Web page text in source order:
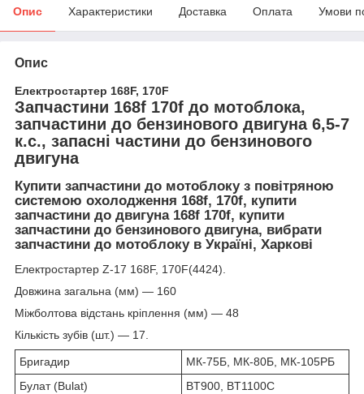
Опис Характеристики Доставка Оплата Умови
Опис
Електростартер 168F, 170F
Запчастини 168f 170f до мотоблока,
запчастини до бензинового двигуна 6,5-7
к.с., запасні частини до бензинового
двигуна
Купити запчастини до мотоблоку з повітряною
системою охолодження 168f, 170f, купити
запчастини до двигуна 168f 170f, купити
запчастини до бензинового двигуна, вибрати
запчастини до мотоблоку в Україні, Харкові
Електростартер Z-17 168F, 170F(4424).
Довжина загальна (мм) — 160
Міжболтова відстань кріплення (мм) — 48
Кількість зубів (шт.) — 17.
Бригадир
МК-75Б, МК-80Б, МК-105РБ
Булат (Bulat)
BT900, BT1100C